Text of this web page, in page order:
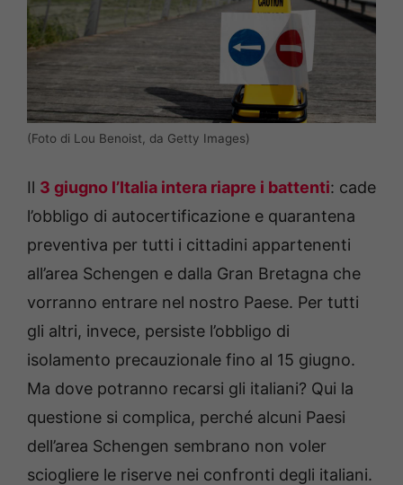
(Foto di Lou Benoist, da Getty Images)
Il 3 giugno l’Italia intera riapre i battenti: cade
l’obbligo di autocertificazione e quarantena
preventiva per tutti i cittadini appartenenti
all’area Schengen e dalla Gran Bretagna che
vorranno entrare nel nostro Paese. Per tutti
gli altri, invece, persiste l’obbligo di
isolamento precauzionale fino al 15 giugno.
Ma dove potranno recarsi gli italiani? Qui la
questione si complica, perché alcuni Paesi
dell’area Schengen sembrano non voler
sciogliere le riserve nei confronti degli italiani.